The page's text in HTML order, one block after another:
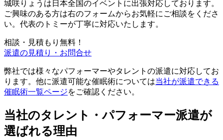
城咲りょうは日本全国のイベントに出張対応しております。
ご興味のある方は右のフォームからお気軽にご相談をくださ
い。代表のトミーが丁寧に対応いたします。
相談・見積もり無料！
派遣の見積り・お問合せ
弊社では様々なパフォーマーやタレントの派遣に対応してお
ります。他に派遣可能な催眠術については当社が派遣できる
催眠術一覧ページをご確認ください。
当社のタレント・パフォーマー派遣が
選ばれる理由